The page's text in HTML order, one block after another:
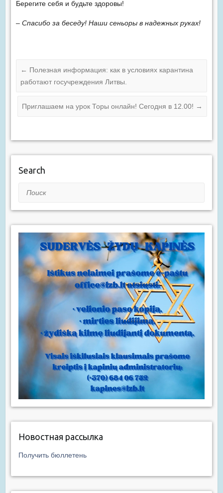
Берегите себя и будьте здоровы!
– Спасибо за беседу! Наши сеньоры в надежных руках!
← Полезная информация: как в условиях карантина
работают госучреждения Литвы.
Приглашаем на урок Торы онлайн! Сегодня в 12.00! →
Search
Поиск
Новостная рассылка
Получить бюллетень